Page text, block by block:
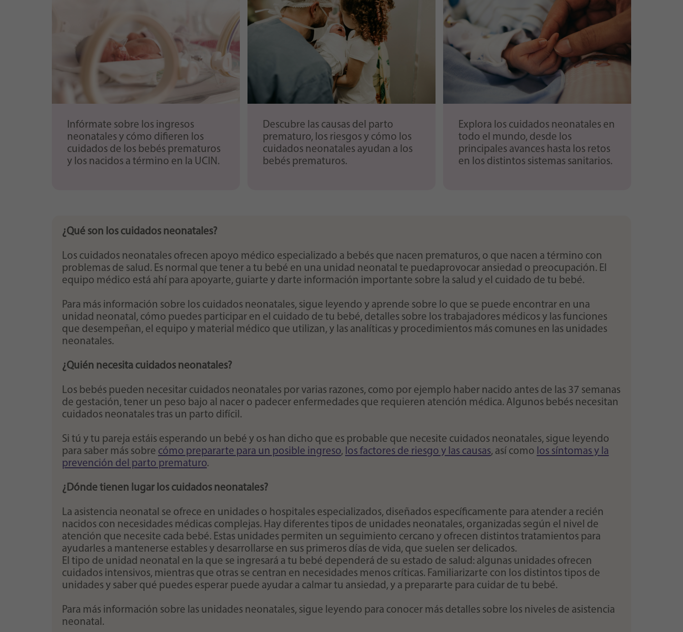
Infórmate sobre los ingresos
neonatales y cómo difieren los
cuidados de los bebés prematuros
y los nacidos a término en la UCIN.
Descubre las causas del parto
prematuro, los riesgos y cómo los
cuidados neonatales ayudan a los
bebés prematuros.
Explora los cuidados neonatales en
todo el mundo, desde los
principales avances hasta los retos
en los distintos sistemas sanitarios.
¿Qué son los cuidados neonatales?
Los cuidados neonatales ofrecen apoyo médico especializado a bebés que nacen prematuros, o que nacen a término con
problemas de salud. Es normal que tener a tu bebé en una unidad neonatal te puedaprovocar ansiedad o preocupación. El
equipo médico está ahí para apoyarte, guiarte y darte información importante sobre la salud y el cuidado de tu bebé.
Para más información sobre los cuidados neonatales, sigue leyendo y aprende sobre lo que se puede encontrar en una
unidad neonatal, cómo puedes participar en el cuidado de tu bebé, detalles sobre los trabajadores médicos y las funciones
que desempeñan, el equipo y material médico que utilizan, y las analíticas y procedimientos más comunes en las unidades
neonatales.
¿Quién necesita cuidados neonatales?
Los bebés pueden necesitar cuidados neonatales por varias razones, como por ejemplo haber nacido antes de las 37 semanas
de gestación, tener un peso bajo al nacer o padecer enfermedades que requieren atención médica. Algunos bebés necesitan
cuidados neonatales tras un parto difícil.
Si tú y tu pareja estáis esperando un bebé y os han dicho que es probable que necesite cuidados neonatales, sigue leyendo
para saber más sobre cómo prepararte para un posible ingreso, los factores de riesgo y las causas, así como los síntomas y la
prevención del parto prematuro.
¿Dóndetienen lugar los cuidados neonatales?
La asistencia neonatal se ofrece en unidades o hospitales especializados, diseñados específicamente para atender a recién
nacidos con necesidades médicas complejas. Hay diferentes tipos de unidades neonatales, organizadas según el nivel de
atención que necesite cada bebé. Estas unidades permiten un seguimiento cercano y ofrecen distintos tratamientos para
ayudarles a mantenerse estables y desarrollarse en sus primeros días de vida, que suelen ser delicados.
El tipo de unidad neonatal en la que se ingresará a tu bebé dependerá de su estado de salud: algunas unidades ofrecen
cuidados intensivos, mientras que otras se centran en necesidades menos críticas. Familiarizarte con los distintos tipos de
unidades y saber qué puedes esperar puede ayudar a calmar tu ansiedad, y a prepararte para cuidar de tu bebé.
Para más información sobre las unidades neonatales, sigue leyendo para conocer más detalles sobre los niveles de asistencia
neonatal.
eingestellt hat.